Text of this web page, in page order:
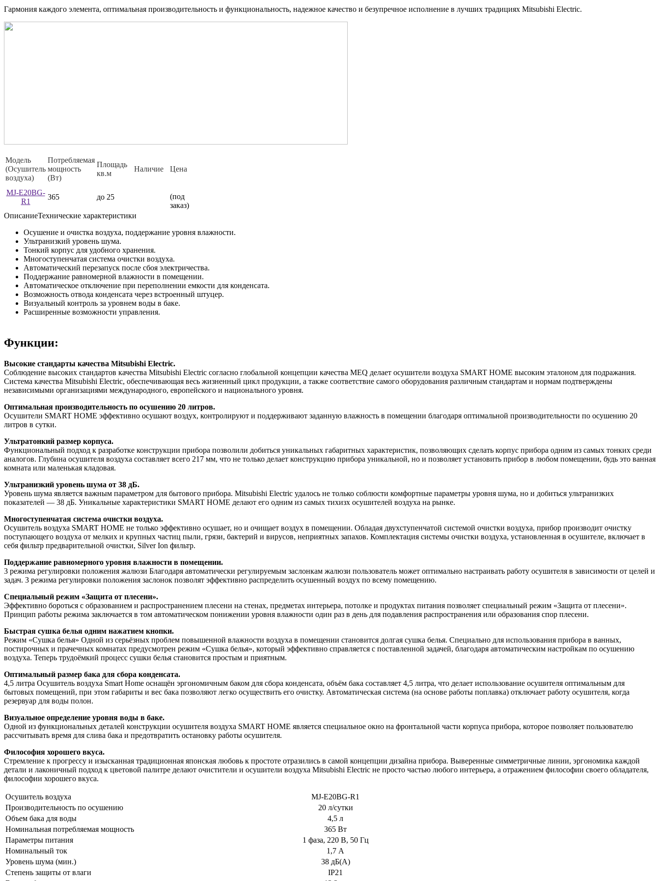
Гармония каждого элемента, оптимальная производительность и функциональность, надежное качество и безупречное исполнение в лучших традициях Mitsubishi Electric.
Модель
(Осушитель
воздуха)
Потребляемая
мощность
(Вт)
Площадь
кв.м
Наличие Цена
MJ-E20BG-
R1
365 до 25
(под
заказ)
ОписаниеТехнические характеристики
Осушение и очистка воздуха, поддержание уровня влажности.
Ультранизкий уровень шума.
Тонкий корпус для удобного хранения.
Многоступенчатая система очистки воздуха.
Автоматический перезапуск после сбоя электричества.
Поддержание равномерной влажности в помещении.
Автоматическое отключение при переполнении емкости для конденсата.
Возможность отвода конденсата через встроенный штуцер.
Визуальный контроль за уровнем воды в баке.
Расширенные возможности управления.
Функции:
Высокие стандарты качества Mitsubishi Electric.
Соблюдение высоких стандартов качества Mitsubishi Electric согласно глобальной концепции качества MEQ делает осушители воздуха SMART HOME высоким эталоном для подражания.
Система качества Mitsubishi Electric, обеспечивающая весь жизненный цикл продукции, а также соответствие самого оборудования различным стандартам и нормам подтверждены
независимыми организациями международного, европейского и национального уровня.
Оптимальная производительность по осушению 20 литров.
Осушители SMART HOME эффективно осушают воздух, контролируют и поддерживают заданную влажность в помещении благодаря оптимальной производительности по осушению 20
литров в сутки.
Ультратонкий размер корпуса.
Функциональный подход к разработке конструкции прибора позволили добиться уникальных габаритных характеристик, позволяющих сделать корпус прибора одним из самых тонких среди
аналогов. Глубина осушителя воздуха составляет всего 217 мм, что не только делает конструкцию прибора уникальной, но и позволяет установить прибор в любом помещении, будь это ванная
комната или маленькая кладовая.
Ультранизкий уровень шума от 38 дБ.
Уровень шума является важным параметром для бытового прибора. Mitsubishi Electric удалось не только соблюсти комфортные параметры уровня шума, но и добиться ультранизких
показателей — 38 дБ. Уникальные характеристики SMART HOME делают его одним из самых тихизх осушителей воздуха на рынке.
Многоступенчатая система очистки воздуха.
Осушитель воздуха SMART HOME не только эффективно осушает, но и очищает воздух в помещении. Обладая двухступенчатой системой очистки воздуха, прибор производит очистку
поступающего воздуха от мелких и крупных частиц пыли, грязи, бактерий и вирусов, неприятных запахов. Комплектация системы очистки воздуха, установленная в осушителе, включает в
себя фильтр предварительной очистки, Silver Ion фильтр.
Поддержание равномерного уровня влажности в помещении.
3 режима регулировки положения жалюзи Благодаря автоматически регулируемым заслонкам жалюзи пользователь может оптимально настраивать работу осушителя в зависимости от целей и
задач. 3 режима регулировки положения заслонок позволят эффективно распределить осушенный воздух по всему помещению.
Специальный режим «Защита от плесени».
Эффективно бороться с образованием и распространением плесени на стенах, предметах интерьера, потолке и продуктах питания позволяет специальный режим «Защита от плесени».
Принцип работы режима заключается в том автоматическом понижении уровня влажности один раз в день для подавления распространения или образования спор плесени.
Быстрая сушка белья одним нажатием кнопки.
Режим «Сушка белья» Одной из серьёзных проблем повышенной влажности воздуха в помещении становится долгая сушка белья. Специально для использования прибора в ванных,
постирочных и прачечных комнатах предусмотрен режим «Сушка белья», который эффективно справляется с поставленной задачей, благодаря автоматическим настройкам по осушению
воздуха. Теперь трудоёмкий процесс сушки белья становится простым и приятным.
Оптимальный размер бака для сбора конденсата.
4,5 литра Осушитель воздуха Smart Home оснащён эргономичным баком для сбора конденсата, объём бака составляет 4,5 литра, что делает использование осушителя оптимальным для
бытовых помещений, при этом габариты и вес бака позволяют легко осуществить его очистку. Автоматическая система (на основе работы поплавка) отключает работу осушителя, когда
резервуар для воды полон.
Визуальное определение уровня воды в баке.
Одной из функциональных деталей конструкции осушителя воздуха SMART HOME является специальное окно на фронтальной части корпуса прибора, которое позволяет пользователю
рассчитывать время для слива бака и предотвратить остановку работы осушителя.
Философия хорошего вкуса.
Стремление к прогрессу и изысканная традиционная японская любовь к простоте отразились в самой концепции дизайна прибора. Выверенные симметричные линии, эргономика каждой
детали и лаконичный подход к цветовой палитре делают очистители и осушители воздуха Mitsubishi Electric не просто частью любого интерьера, а отражением философии своего обладателя,
философии хорошего вкуса.
Осушитель воздуха
MJ-E20BG-R1
Производительность по осушению
20 л/сутки
Объем бака для воды
4,5 л
Номинальная потребляемая мощность
365 Вт
Параметры питания
1 фаза, 220 В, 50 Гц
Номинальный ток
1,7 А
Уровень шума (мин.)
38 дБ(А)
Cтепень защиты от влаги
IP21